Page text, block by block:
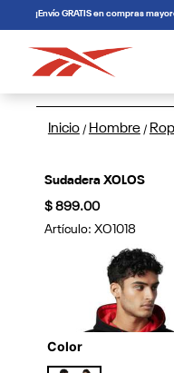
connectif¡Envío GRATIS en compras
Inicio / Hombre /
Sudadera XOLOS
$ 899.00
Artículo:XO1018
Color